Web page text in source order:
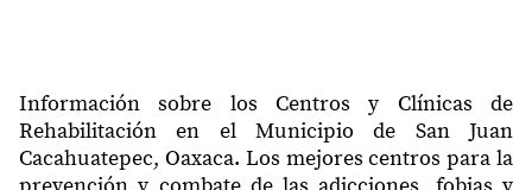
Información sobre los Centros y Clínicas de
Rehabilitación en el Municipio de San Juan
Cacahuatepec, Oaxaca. Los mejores centros para la